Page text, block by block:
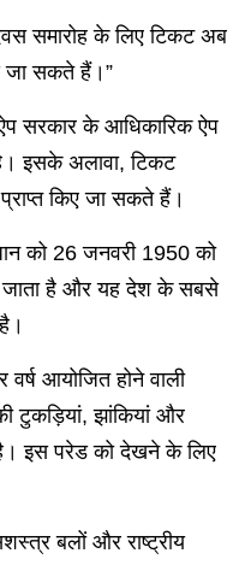
समारोह के लिए टिकट अब
जा सकते हैं।”
सरकार के आधिकारिक ऐप
इसके अलावा, टिकट
किए जा सकते हैं।
को 26 जनवरी 1950 को
जाता है और यह देश के सबसे
वर्ष आयोजित होने वाली
टुकड़ियां, झांकियां और
है। इस परेड को देखने के लिए
बलों और राष्ट्रीय